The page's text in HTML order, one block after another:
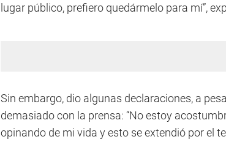
lugar público, prefiero quedármelo para mí”,
Sin embargo, dio algunas declaraciones, a
demasiado con la prensa: “No estoy
opinando de mi vida y esto se extendió por el